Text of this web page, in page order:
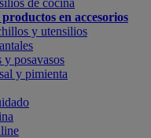
de cocina
en accesorios
y utensilios
y posavasos
y pimienta